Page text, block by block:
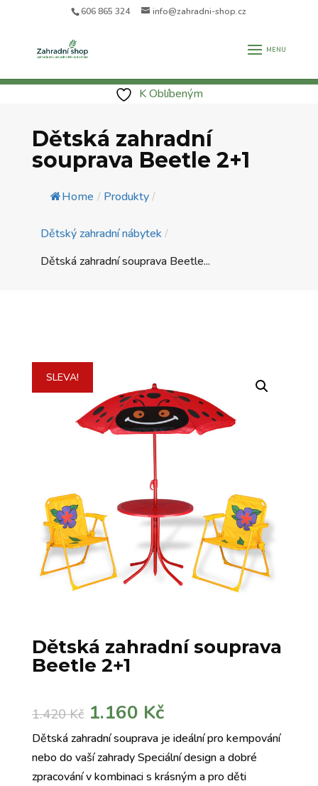
606 865 324 info@zahradni-shop.cz
K Oblíbeným
Dětská zahradní
souprava Beetle 2+1
Home / Produkty/
Dětský zahradní nábytek /
Dětská zahradní souprava Beetle...
SLEVA!
Dětská zahradní souprava
Beetle 2+1
1.420Kč Původní
cena
byla:
1.420 Kč.
1.160 KčAktuální
cena
je:
1.160 Kč.
Dětská zahradní souprava je ideální pro kempování
nebo do vaší zahrady Speciální design a dobré
zpracování v kombinaci s krásným a pro děti